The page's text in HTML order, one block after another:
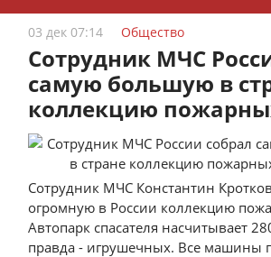
03 дек 07:14 Общество
Сотрудник МЧС
самую большую в
коллекцию
Сотрудник МЧС Константин
огромную в России коллекцию
Автопарк спасателя насчитывает
правда - игрушечных. Все машины